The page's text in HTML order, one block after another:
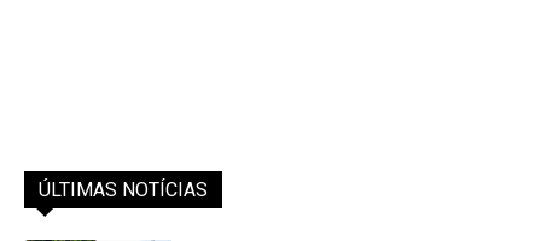
ÚLTIMAS NOTÍCIAS